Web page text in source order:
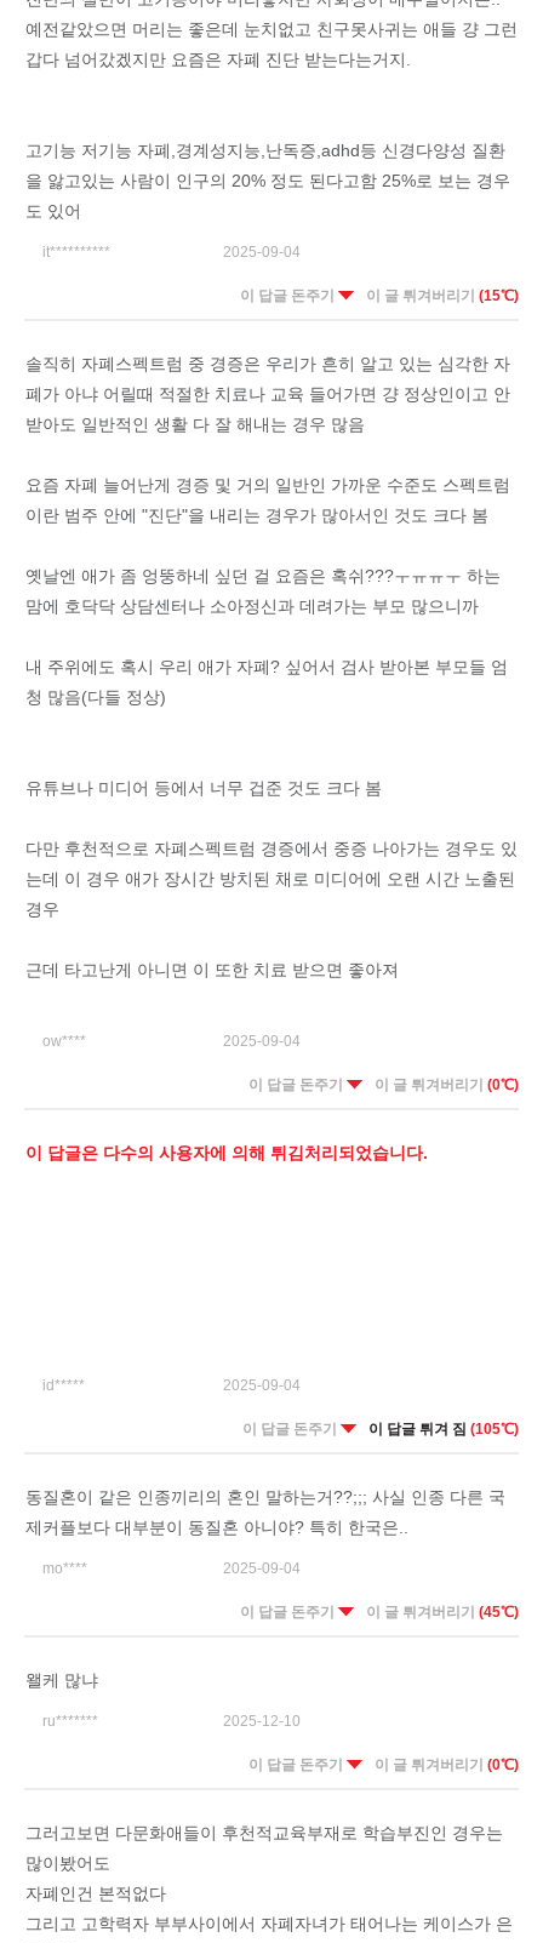
예전같았으면 머리는 좋은데 눈치없고 친구못사귀는 애들 걍 그런
갑다 넘어갔겠지만 요즘은 자폐 진단 받는다는거지.
고기능 저기능 자폐,경계성지능,난독증,adhd등 신경다양성 질환
을 앓고있는 사람이 인구의 20% 정도 된다고함 25%로 보는 경우
도 있어
it********** 2025-09-04
이 답글 돈주기 이 글 튀겨버리기 (15℃)
솔직히 자폐스펙트럼 중 경증은 우리가 흔히 알고 있는 심각한 자
폐가 아냐 어릴때 적절한 치료나 교육 들어가면 걍 정상인이고 안
받아도 일반적인 생활 다 잘 해내는 경우 많음
요즘 자폐 늘어난게 경증 및 거의 일반인 가까운 수준도 스펙트럼
이란 범주 안에 "진단"을 내리는 경우가 많아서인 것도 크다 봄
옛날엔 애가 좀 엉뚱하네 싶던 걸 요즘은 혹쉬???ㅜㅠㅠㅜ 하는
맘에 호닥닥 상담센터나 소아정신과 데려가는 부모 많으니까
내 주위에도 혹시 우리 애가 자폐? 싶어서 검사 받아본 부모들 엄
청 많음(다들 정상)
유튜브나 미디어 등에서 너무 겁준 것도 크다 봄
다만 후천적으로 자폐스펙트럼 경증에서 중증 나아가는 경우도 있
는데 이 경우 애가 장시간 방치된 채로 미디어에 오랜 시간 노출된
경우
근데 타고난게 아니면 이 또한 치료 받으면 좋아져
ow**** 2025-09-04
이 답글 돈주기 이 글 튀겨버리기 (0℃)
이 답글은 다수의 사용자에 의해 튀김처리되었습니다.
id***** 2025-09-04
이 답글 돈주기 이 답글 튀겨 짐 (105℃)
동질혼이 같은 인종끼리의 혼인 말하는거??;;; 사실 인종 다른 국
제커플보다 대부분이 동질혼 아니야? 특히 한국은..
mo**** 2025-09-04
이 답글 돈주기 이 글 튀겨버리기 (45℃)
왤케 많냐
ru******* 2025-12-10
이 답글 돈주기 이 글 튀겨버리기 (0℃)
그러고보면 다문화애들이 후천적교육부재로 학습부진인 경우는
많이봤어도
자폐인건 본적없다
그리고 고학력자 부부사이에서 자폐자녀가 태어나는 케이스가 은